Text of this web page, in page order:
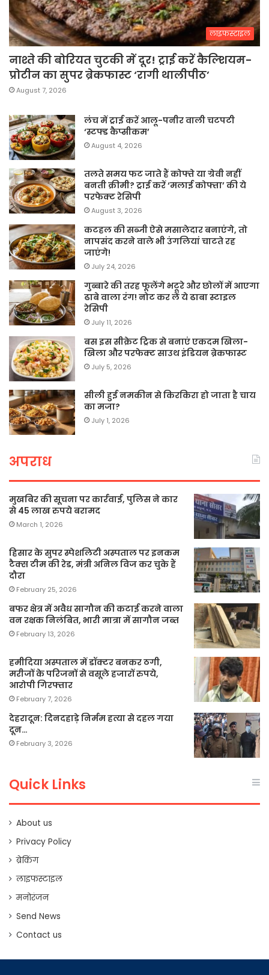
लाइफस्टाइल
नाश्ते की बोरियत चुटकी में दूर! ट्राई करें कैल्शियम-
प्रोटीन का सुपर ब्रेकफास्ट ‘रागी थालीपीठ’
August 7, 2026
लंच में ट्राई करें आलू-पनीर वाली चटपटी
‘स्टफ्ड कैप्सीकम’
August 4, 2026
तलते समय फट जाते हैं कोफ्ते या ग्रेवी नहीं
बनती क्रीमी? ट्राई करें ‘मलाई कोफ्ता’ की ये
परफेक्ट रेसिपी
August 3, 2026
कटहल की सब्जी ऐसे मसालेदार बनाएंगे, तो
नापसंद करने वाले भी उंगलियां चाटते रह
जाएंगे!
July 24, 2026
गुब्बारे की तरह फूलेंगे भटूरे और छोलों में आएगा
ढाबे वाला रंग! नोट कर लें ये ढाबा स्टाइल
रेसिपी
July 11, 2026
बस इस सीक्रेट ट्रिक से बनाएं एकदम खिला-
खिला और परफेक्ट साउथ इंडियन ब्रेकफास्ट
July 5, 2026
सीली हुई नमकीन से किरकिरा हो जाता है चाय
का मजा?
July 1, 2026
अपराध
मुखबिर की सूचना पर कार्रवाई, पुलिस ने कार
से 45 लाख रुपये बरामद
March 1, 2026
हिसार के सुपर स्पेशलिटी अस्पताल पर इनकम
टैक्स टीम की रेड, मंत्री अनिल विज कर चुके हैं
दौरा
February 25, 2026
बफर क्षेत्र में अवैध सागौन की कटाई करने वाला
वन रक्षक निलंबित, भारी मात्रा में सागौन जब्त
February 13, 2026
हमीदिया अस्पताल में डॉक्टर बनकर ठगी,
मरीजों के परिजनों से वसूले हजारों रुपये,
आरोपी गिरफ्तार
February 7, 2026
देहरादून: दिनदहाड़े निर्मम हत्या से दहल गया
दून…
February 3, 2026
Quick Links
About us
Privacy Policy
ब्रेकिंग
लाइफस्टाइल
मनोरंजन
Send News
Contact us